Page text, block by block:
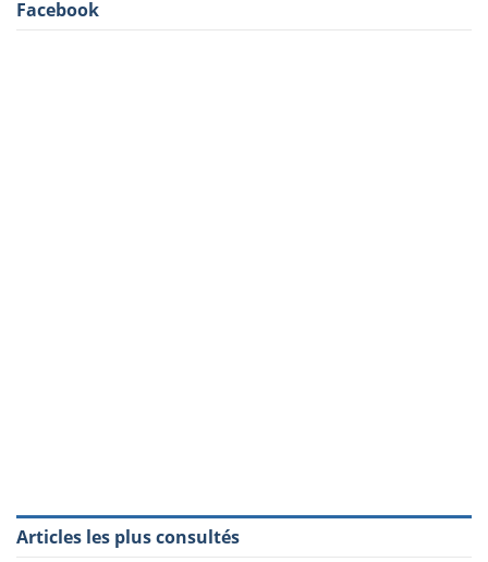
Facebook
Articles les plus consultés